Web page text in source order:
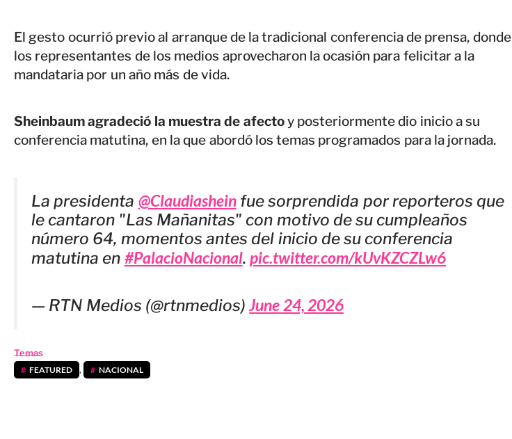
El gesto ocurrió previo al arranque de la tradicional conferencia de prensa, donde
los representantes de los medios aprovecharon la ocasión para felicitar a la
mandataria por un año más de vida.
Sheinbaum agradeció la muestra de afectoy posteriormente dio inicio a su
conferencia matutina, en la que abordó los temas programados para la jornada.
La presidenta @Claudiasheinfue sorprendida por reporteros que
le cantaron "Las Mañanitas" con motivo de su cumpleaños
número 64, momentos antes del inicio de su conferencia
matutina en #PalacioNacional. pic.twitter.com/kUvKZCZLw6
— RTN Medios (@rtnmedios)June 24, 2026
Temas
FEATURED , NACIONAL